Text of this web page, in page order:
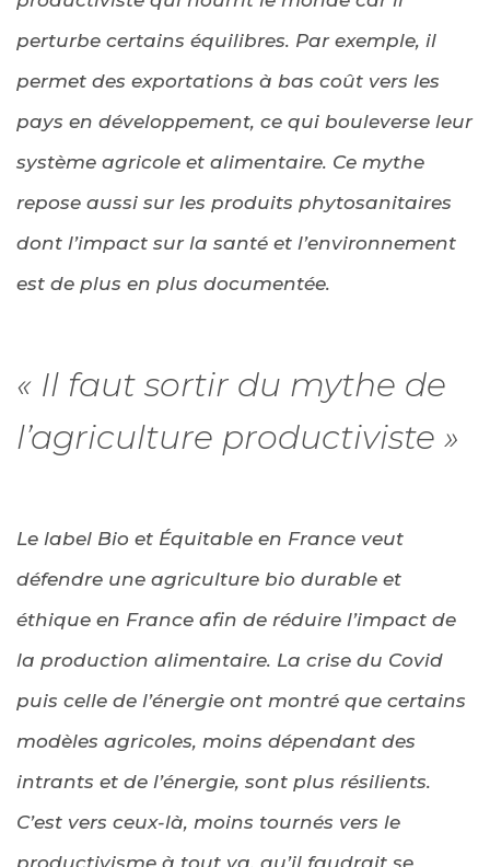
perturbe certains équilibres. Par exemple, il
permet des exportations à bas coût vers les
pays en développement, ce qui bouleverse leur
système agricole et alimentaire. Ce mythe
repose aussi sur les produits phytosanitaires
dont l’impact sur la santé et l’environnement
est de plus en plus documentée.
« Il faut sortir du mythe de
l’agriculture productiviste »
Le label Bio et Équitable en France veut
défendre une agriculture bio durable et
éthique en France afin de réduire l’impact de
la production alimentaire. La crise du Covid
puis celle de l’énergie ont montré que certains
modèles agricoles, moins dépendant des
intrants et de l’énergie, sont plus résilients.
C’est vers ceux-là, moins tournés vers le
productivisme à tout va, qu’il faudrait se